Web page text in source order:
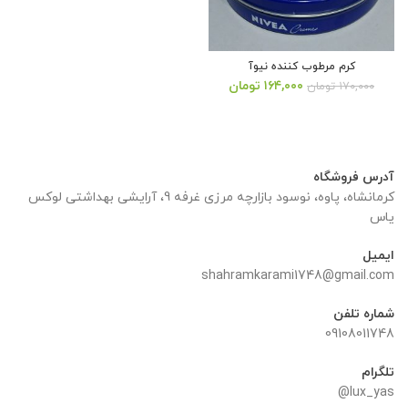
کرم مرطوب کننده نیوآ
۱۷۰,۰۰۰ تومان قیمت
۱۶۴,۰۰۰ تومان
آدرس فروشگاه
کرمانشاه، پاوه، نوسود بازارچه مرزی غرفه 9، آرایشی بهداشتی لوکس
یاس
ایمیل
shahramkarami1748@gmail.com
شماره تلفن
09108011748
تلگرام
lux_yas@